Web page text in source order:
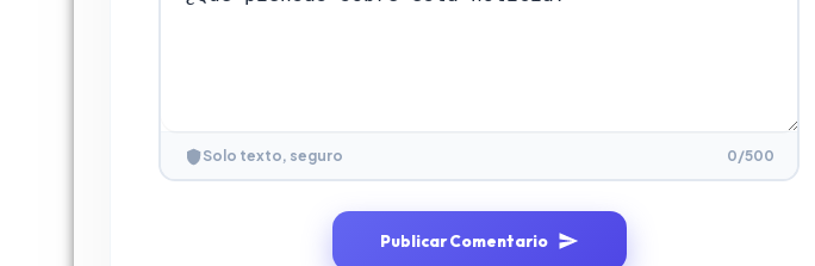
Solo texto, seguro 0/500
Publicar Comentario